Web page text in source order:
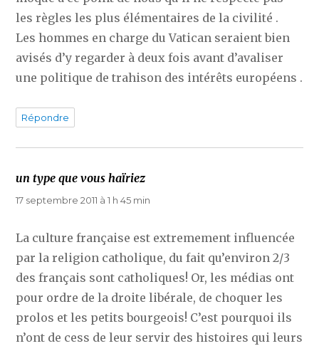
les règles les plus élémentaires de la civilité .
Les hommes en charge du Vatican seraient bien
avisés d’y regarder à deux fois avant d’avaliser
une politique de trahison des intérêts européens .
Répondre
un type que vous haïriezdit :
17 septembre 2011 à 1 h 45 min
La culture française est extremement influencée
par la religion catholique, du fait qu’environ 2/3
des français sont catholiques! Or, les médias ont
pour ordre de la droite libérale, de choquer les
prolos et les petits bourgeois! C’est pourquoi ils
n’ont de cess de leur servir des histoires qui leurs